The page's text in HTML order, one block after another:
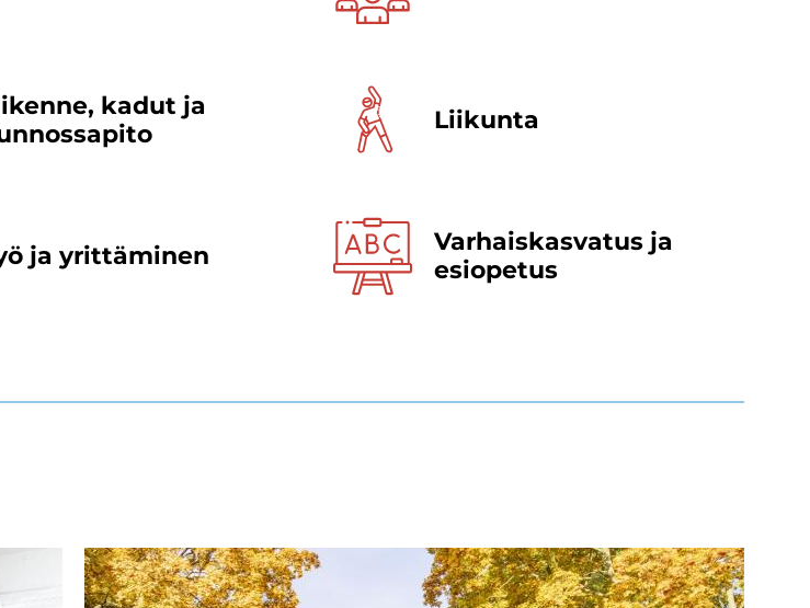
kadut ja
Lii­kun­ta
ja yrit­tä­mi­nen
Varhais­kasvatus ja
esi­opetus